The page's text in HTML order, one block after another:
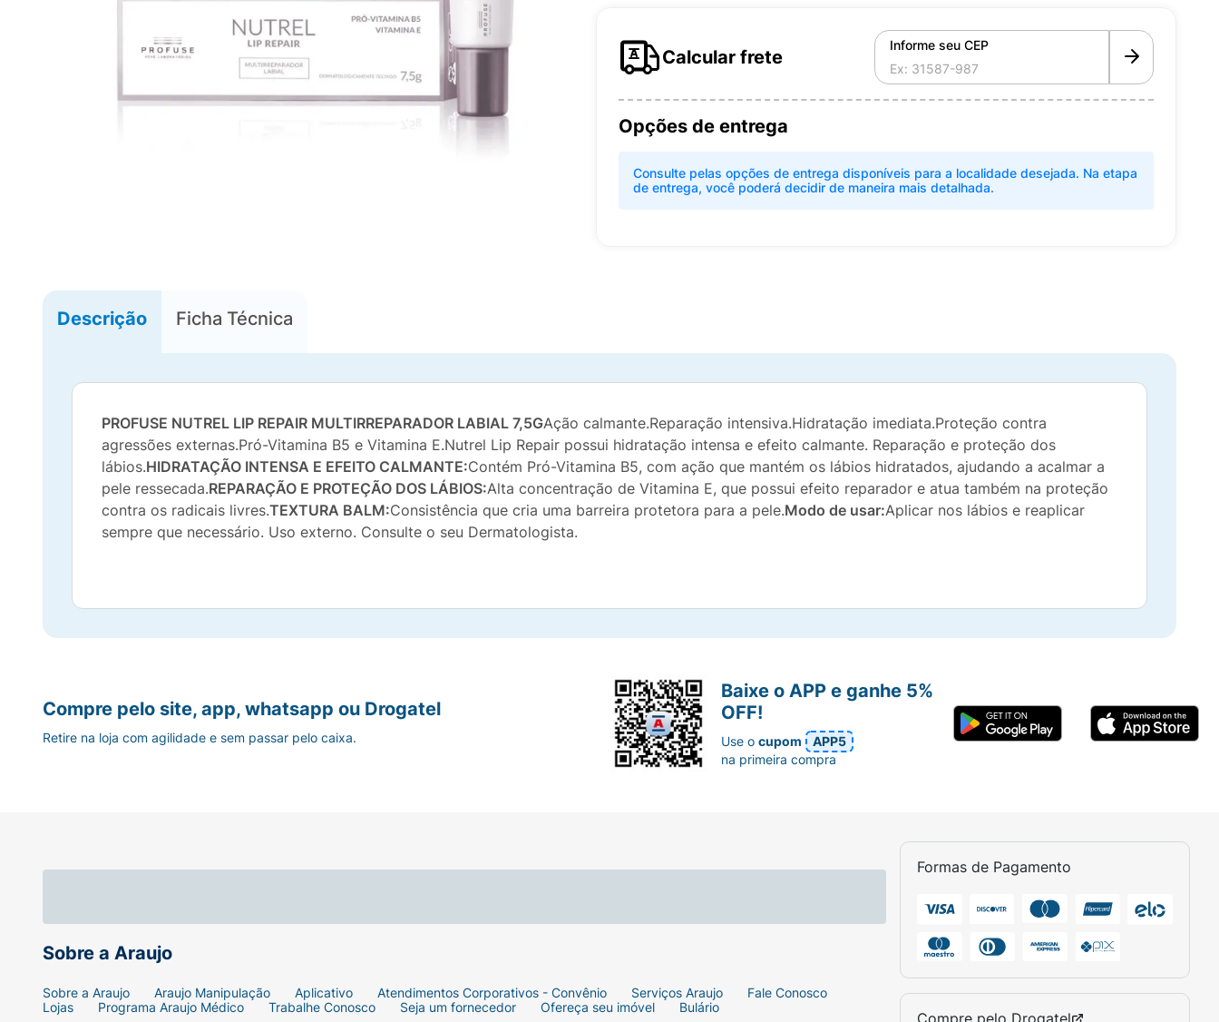
Calcular frete
Informe seu CEP
Opções de entrega
Consulte pelas opções de entrega disponíveis para a localidade desejada. Na etapa
de entrega, você poderá decidir de maneira mais detalhada.
Descrição Ficha Técnica
PROFUSE NUTREL LIP REPAIR MULTIRREPARADOR LABIAL 7,5GAção calmante.Reparação intensiva.Hidratação imediata.Proteção contra
agressões externas.Pró-Vitamina B5 e Vitamina E.Nutrel Lip Repair possui hidratação intensa e efeito calmante. Reparação e proteção dos
lábios.HIDRATAÇÃO INTENSA E EFEITO CALMANTE:Contém Pró-Vitamina B5, com ação que mantém os lábios hidratados, ajudando a acalmar a
pele ressecada.REPARAÇÃO E PROTEÇÃO DOS LÁBIOS:Alta concentração de Vitamina E, que possui efeito reparador e atua também na proteção
contra os radicais livres.TEXTURA BALM:Consistência que cria uma barreira protetora para a pele.Modo de usar:Aplicar nos lábios e reaplicar
sempre que necessário. Uso externo. Consulte o seu Dermatologista.
Sobre a Araujo
Sobre a Araujo Araujo Manipulação Aplicativo Atendimentos Corporativos - Convênio Serviços Araujo
Fale Conosco
Lojas
Programa Araujo Médico Trabalhe Conosco Seja um fornecedor Ofereça seu imóvel Bulário
Formas de Pagamento
Compre pelo site, app, whatsapp ou Drogatel
Retire na loja com agilidade e sem passar pelo caixa.
Baixe o APP e ganhe 5%
OFF!
Use ocupom
APP5
na primeira compra